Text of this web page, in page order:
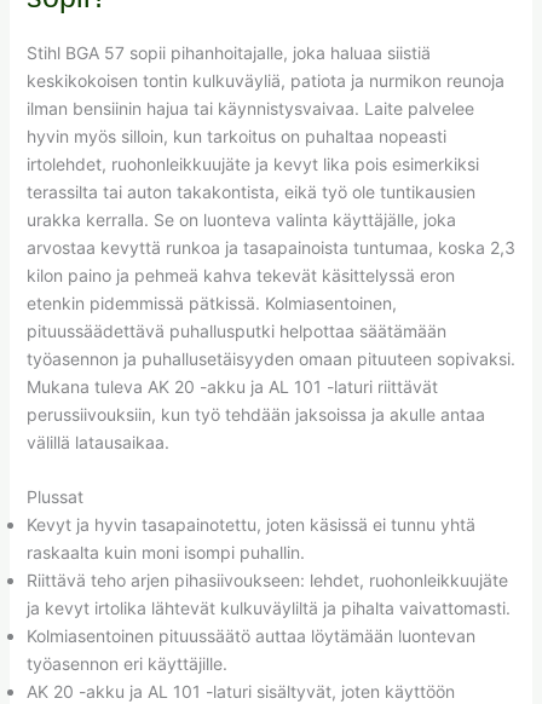
Stihl BGA 57 sopii pihanhoitajalle, joka haluaa siistiä
keskikokoisen tontin kulkuväyliä, patiota ja nurmikon reunoja
ilman bensiinin hajua tai käynnistysvaivaa. Laite palvelee
hyvin myös silloin, kun tarkoitus on puhaltaa nopeasti
irtolehdet, ruohonleikkuujäte ja kevyt lika pois esimerkiksi
terassilta tai auton takakontista, eikä työ ole tuntikausien
urakka kerralla. Se on luonteva valinta käyttäjälle, joka
arvostaa kevyttä runkoa ja tasapainoista tuntumaa, koska 2,3
kilon paino ja pehmeä kahva tekevät käsittelyssä eron
etenkin pidemmissä pätkissä. Kolmiasentoinen,
pituussäädettävä puhallusputki helpottaa säätämään
työasennon ja puhallusetäisyyden omaan pituuteen sopivaksi.
Mukana tuleva AK 20 -akku ja AL 101 -laturi riittävät
perussiivouksiin, kun työ tehdään jaksoissa ja akulle antaa
välillä latausaikaa.
Plussat
Kevyt ja hyvin tasapainotettu, joten käsissä ei tunnu yhtä
raskaalta kuin moni isompi puhallin.
Riittävä teho arjen pihasiivoukseen: lehdet, ruohonleikkuujäte
ja kevyt irtolika lähtevät kulkuväyliltä ja pihalta vaivattomasti.
Kolmiasentoinen pituussäätö auttaa löytämään luontevan
työasennon eri käyttäjille.
AK 20 -akku ja AL 101 -laturi sisältyvät, joten käyttöön